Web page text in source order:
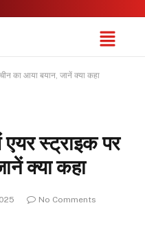
का आया बयान, जानें क्या कहा
एयर स्ट्राइक पर
क्या कहा
No Comments